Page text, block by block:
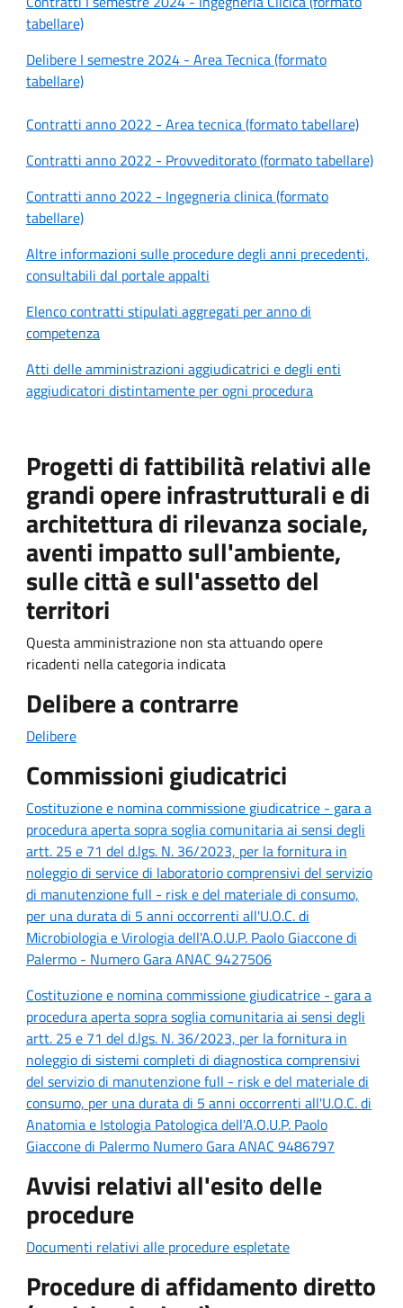
tabellare)
Delibere I semestre 2024 - Area Tecnica (formato
tabellare)
Contratti anno 2022 - Area tecnica (formato tabellare)
Contratti anno 2022 - Provveditorato (formato tabellare)
Contratti anno 2022 - Ingegneria clinica (formato
tabellare)
Altre informazioni sulle procedure degli anni precedenti,
consultabili dal portale appalti
Elenco contratti stipulati aggregati per anno di
competenza
Atti delle amministrazioni aggiudicatrici e degli enti
aggiudicatori distintamente per ogni procedura
Progetti di fattibilità relativi alle
grandi opere infrastrutturali e di
architettura di rilevanza sociale,
aventi impatto sull'ambiente,
sulle città e sull'assetto del
territori
Questa amministrazione non sta attuando opere
ricadenti nella categoria indicata
Delibere a contrarre
Delibere
Commissioni giudicatrici
Costituzione e nomina commissione giudicatrice - gara a
procedura aperta sopra soglia comunitaria ai sensi degli
artt. 25 e 71 del d.lgs. N. 36/2023, per la fornitura in
noleggio di service di laboratorio comprensivi del servizio
di manutenzione full - risk e del materiale di consumo,
per una durata di 5 anni occorrenti all'U.O.C. di
Microbiologia e Virologia dell'A.O.U.P. Paolo Giaccone di
Palermo - Numero Gara ANAC 9427506
Costituzione e nomina commissione giudicatrice - gara a
procedura aperta sopra soglia comunitaria ai sensi degli
artt. 25 e 71 del d.lgs. N. 36/2023, per la fornitura in
noleggio di sistemi completi di diagnostica comprensivi
del servizio di manutenzione full - risk e del materiale di
consumo, per una durata di 5 anni occorrenti all'U.O.C. di
Anatomia e Istologia Patologica dell'A.O.U.P. Paolo
Giaccone di Palermo Numero Gara ANAC 9486797
Avvisi relativi all'esito delle
procedure
Documenti relativi alle procedure espletate
Procedure di affidamento diretto